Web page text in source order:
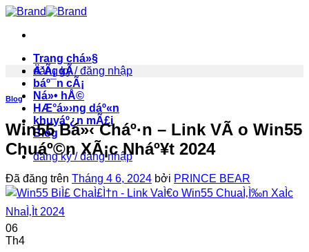
Chuyển
Trang chá»§
Ä‘Ã¡ gÃ
báº¯n cÃ¡
Ná»• hÅ©
HÆ°á»›ng dáº«n
khuyáº¿n mÃ£i
Blog
đăng ký / đăng nhập
đăng ký / đăng nhập
Blog
Win55 Bá»‹ Cháº·n – Link VÃ o Win55
Chuáº©n XÃ¡c Nháº¥t 2024
Đã đăng trên Tháng 4 6, 2024 bởi PRINCE BEAR
06
Th4